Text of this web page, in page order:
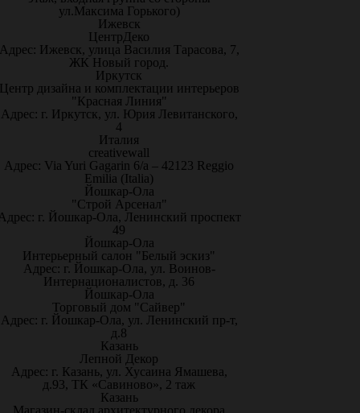
ул.Максима Горького)
Ижевск
ЦентрДеко
Ижевск, улица Василия Тарасова, 7,
ЖК Новый город.
Иркутск
дизайна и комплектации интерьеров
"Красная Линия"
Адрес: г. Иркутск, ул. Юрия Левитанского,
4
Италия
creativewall
Адрес: Via Yuri Gagarin 6/a – 42123 Reggio
Emilia (Italia)
Йошкар-Ола
"Строй Арсенал"
г. Йошкар-Ола, Ленинский проспект
49
Йошкар-Ола
Интерьерный салон "Белый эскиз"
Адрес: г. Йошкар-Ола, ул. Воинов-
Интернационалистов, д. 36
Йошкар-Ола
Торговый дом "Сайвер"
Адрес: г. Йошкар-Ола, ул. Ленинский пр-т,
д.8
Казань
Лепной Декор
Адрес: г. Казань, ул. Хусаина Ямашева,
д.93, ТК «Савиново», 2 таж
Казань
Магазин-склад архитектурного декора